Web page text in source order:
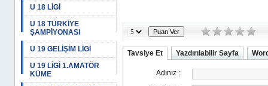
U 18 LİGİ
U 18 TÜRKİYE
ŞAMPİYONASI
U 19 GELİŞİM LİGİ
U 19 LİGİ 1.AMATÖR
KÜME
Tavsiye Et Yazdırılabilir Sayfa